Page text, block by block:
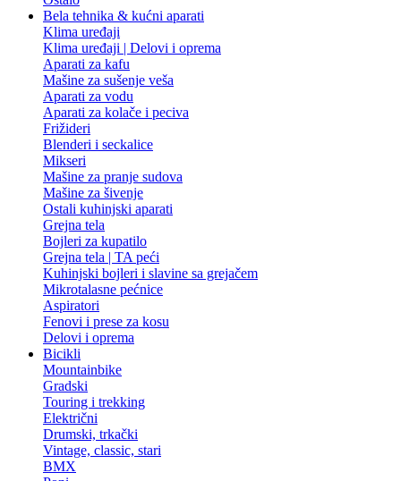
Bela tehnika & kućni aparati
Klima uređaji
Klima uređaji | Delovi i oprema
Aparati za kafu
Mašine za sušenje veša
Aparati za vodu
Aparati za kolače i peciva
Frižideri
Blenderi i seckalice
Mikseri
Mašine za pranje sudova
Mašine za šivenje
Ostali kuhinjski aparati
Grejna tela
Bojleri za kupatilo
Grejna tela | TA peći
Kuhinjski bojleri i slavine sa grejačem
Mikrotalasne pećnice
Aspiratori
Fenovi i prese za kosu
Delovi i oprema
Bicikli
Mountainbike
Gradski
Touring i trekking
Električni
Drumski, trkački
Vintage, classic, stari
BMX